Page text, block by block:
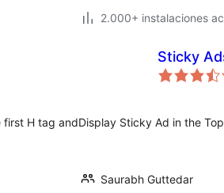
2.000+ instalaciones
first H tag and
Sticky
Display Sticky Ad in the
Saurabh Guttedar